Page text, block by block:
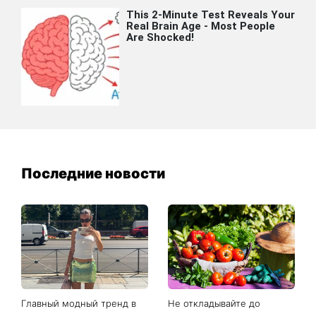
Последние новости
Главный модный тренд в
Не откладывайте до